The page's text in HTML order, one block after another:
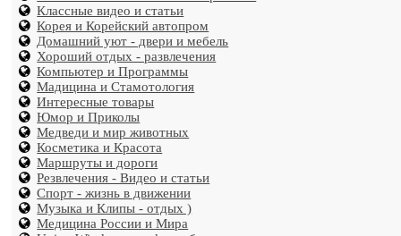
Классные видео и статьи
Корея и Корейский автопром
Домашний уют - двери и мебель
Хороший отдых - развлечения
Компьютер и Программы
Мадицина и Стамотология
Интересные товары
Юмор и Приколы
Медведи и мир животных
Косметика и Красота
Маршруты и дороги
Резвлечения - Видео и статьи
Спорт - жизнь в движении
Музыка и Клипы - отдых )
Медицина России и Мира